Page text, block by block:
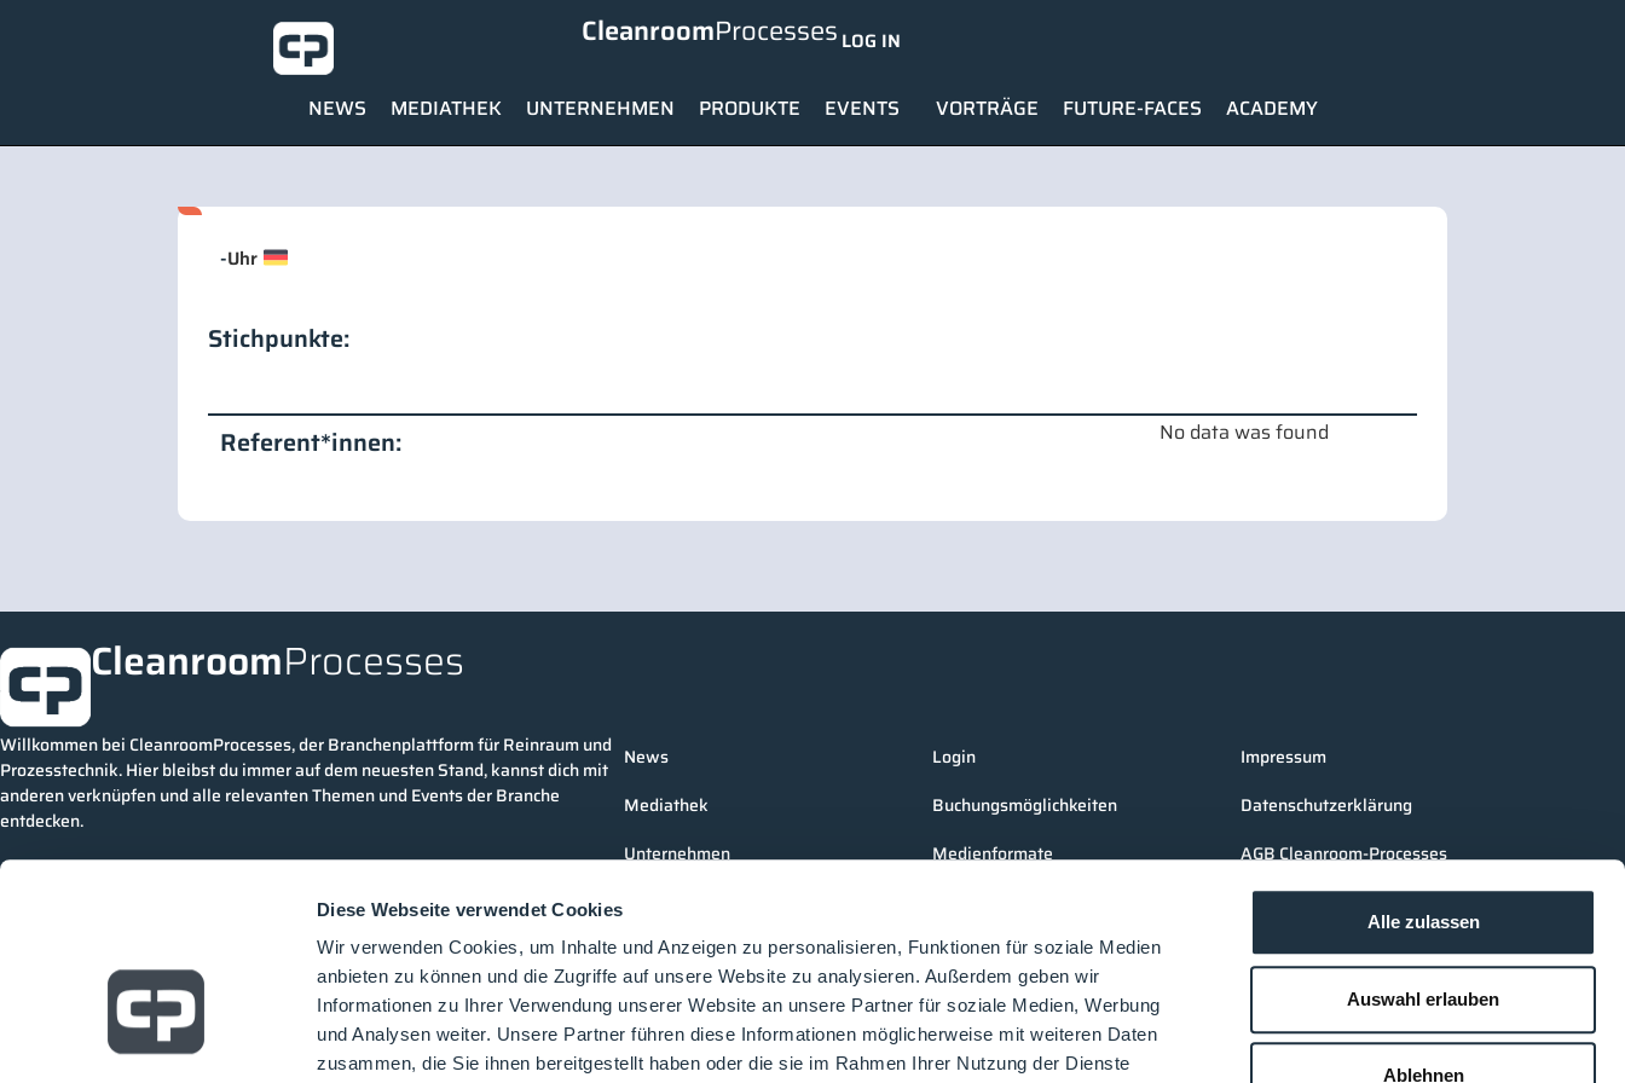
Diese Webseite verwendet Cookies
Wir verwenden Cookies, um Inhalte und Anzeigen zu personalisieren, Funktionen für soziale Medien
anbieten zu können und die Zugriffe auf unsere Website zu analysieren. Außerdem geben wir
Informationen zu Ihrer Verwendung unserer Website an unsere Partner für soziale Medien, Werbung
und Analysen weiter. Unsere Partner führen diese Informationen möglicherweise mit weiteren Daten
zusammen, die Sie ihnen bereitgestellt haben oder die sie im Rahmen Ihrer Nutzung der Dienste
Alle zulassen
Auswahl erlauben
Ablehnen
CleanroomProcesses LOG IN
NEWS MEDIATHEK UNTERNEHMEN PRODUKTE EVENTS VORTRÄGE FUTURE-FACES ACADEMY
-Uhr
Stichpunkte:
Referent*innen: No data was found
CleanroomProcesses
Willkommen bei CleanroomProcesses, der Branchenplattform für Reinraum und
Prozesstechnik. Hier bleibst du immer auf dem neuesten Stand, kannst dich mit
anderen verknüpfen und alle relevanten Themen und Events der Branche
entdecken.
News
Mediathek
Unternehmen
Events
Vorträge
Future-Faces
Login
Buchungsmöglichkeiten
Medienformate
Impressum
Datenschutzerklärung
AGB Cleanroom-Processes
AGB LOUNGES Besucher
AGB LOUNGES Aussteller